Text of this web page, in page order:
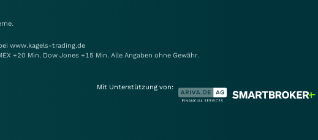
www.kagels-trading.de
+20 Min. Dow Jones +15 Min. Alle Angaben ohne Gewähr.
Mit Unterstützung von: